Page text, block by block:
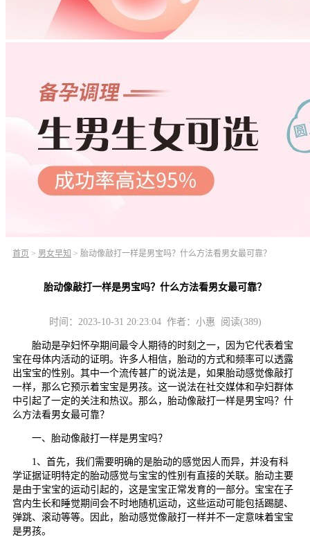
首页 > 男女早知 > 胎动像敲打一样是男宝吗？什么方法看男女最可靠？
胎动像敲打一样是男宝吗？什么方法看男女最可靠？
时间：2023-10-31 20:23:04 作者：小惠 阅读(389)
胎动是孕妇怀孕期间最令人期待的时刻之一，因为它代表着宝
宝在母体内活动的证明。许多人相信，胎动的方式和频率可以透露
出宝宝的性别。其中一个流传甚广的说法是，如果胎动感觉像敲打
一样，那么它预示着宝宝是男孩。这一说法在社交媒体和孕妇群体
中引起了一定的关注和热议。那么，胎动像敲打一样是男宝吗？什
么方法看男女最可靠？
一、胎动像敲打一样是男宝吗？
1、首先，我们需要明确的是胎动的感觉因人而异，并没有科
学证据证明特定的胎动感觉与宝宝的性别有直接的关联。胎动主要
是由于宝宝的运动引起的，这是宝宝正常发育的一部分。宝宝在子
宫内生长和睡觉期间会不时地随机运动，这些运动可能包括踢腿、
弹跳、滚动等等。因此，胎动感觉像敲打一样并不一定意味着宝宝
是男孩。